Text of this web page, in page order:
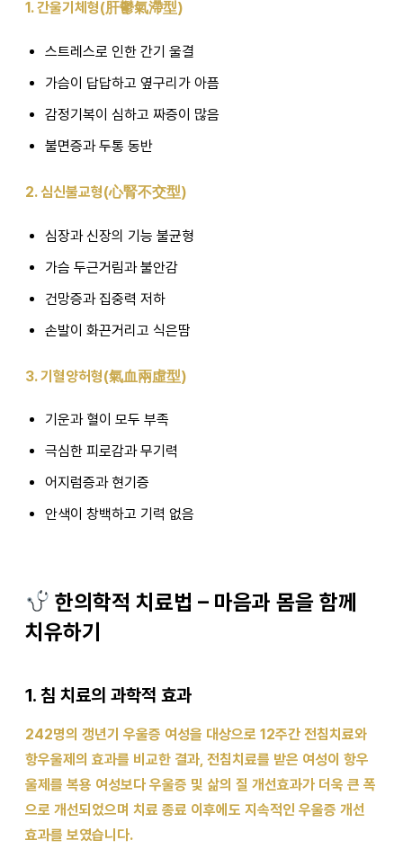
1. 간울기체형(肝鬱氣滯型)
스트레스로 인한 간기 울결
가슴이 답답하고 옆구리가 아픔
감정기복이 심하고 짜증이 많음
불면증과 두통 동반
2. 심신불교형(心腎不交型)
심장과 신장의 기능 불균형
가슴 두근거림과 불안감
건망증과 집중력 저하
손발이 화끈거리고 식은땀
3. 기혈양허형(氣血兩虛型)
기운과 혈이 모두 부족
극심한 피로감과 무기력
어지럼증과 현기증
안색이 창백하고 기력 없음
한의학적 치료법 – 마음과 몸을 함께
치유하기
1. 침 치료의 과학적 효과
242명의 갱년기 우울증 여성을 대상으로 12주간 전침치료와
항우울제의 효과를 비교한 결과, 전침치료를 받은 여성이 항우
울제를 복용 여성보다 우울증 및 삶의 질 개선효과가 더욱 큰 폭
으로 개선되었으며 치료 종료 이후에도 지속적인 우울증 개선
효과를 보였습니다.